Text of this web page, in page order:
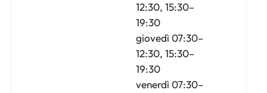
12:30, 15:30–
19:30
giovedì 07:30–
12:30, 15:30–
19:30
venerdì 07:30–